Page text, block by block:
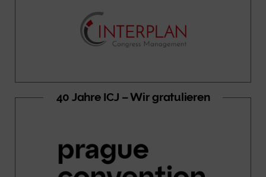
40 Jahre ICJ – Wir gratulieren